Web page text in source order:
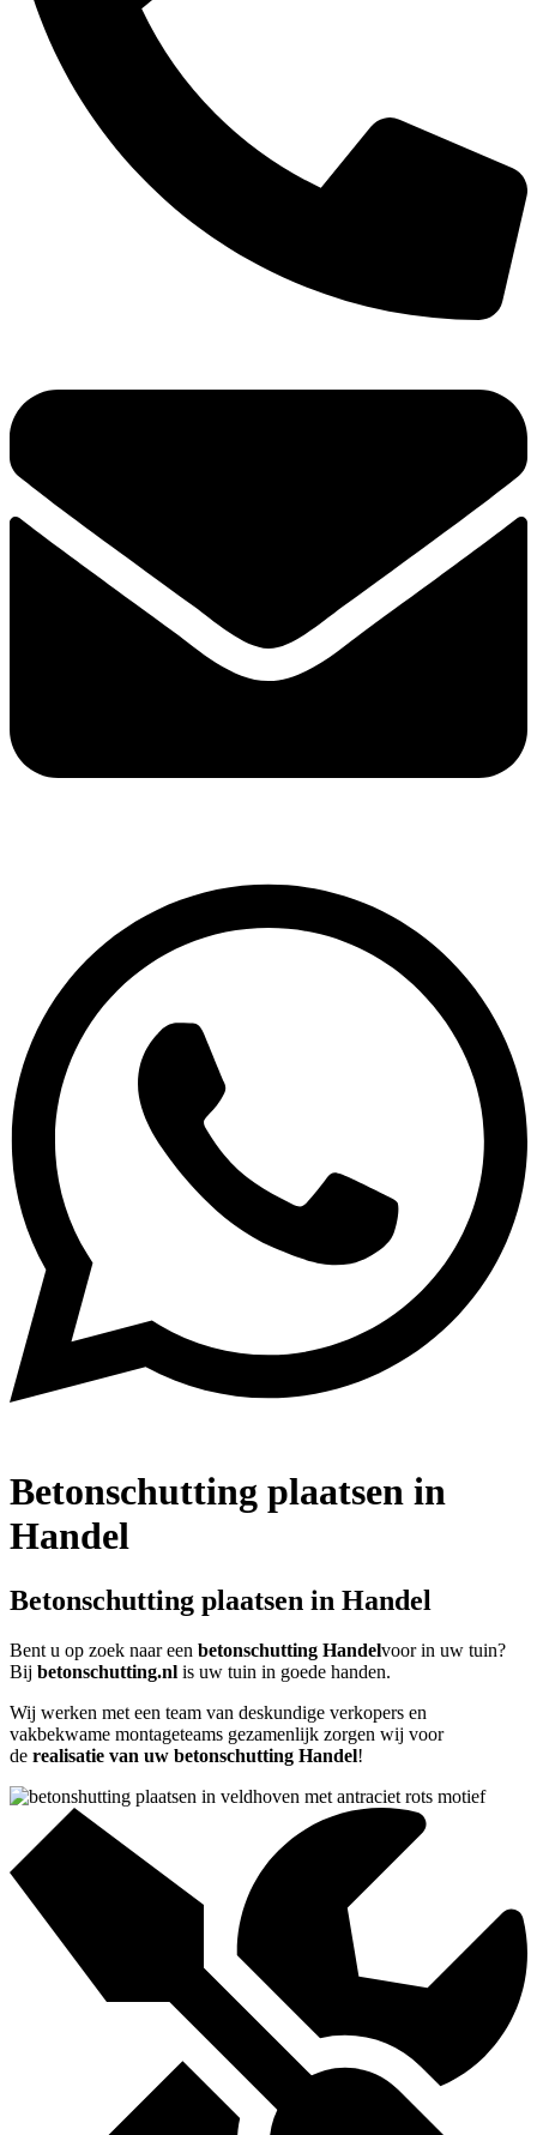
Betonschutting plaatsen in
Handel
Betonschutting plaatsen in Handel
Bent u op zoek naar een betonschutting Handelvoor in uw tuin?
Bij betonschutting.nl is uw tuin in goede handen.
Wij werken met een team van deskundige verkopers en
vakbekwame montageteams gezamenlijk zorgen wij voor
de realisatie van uw betonschutting Handel!